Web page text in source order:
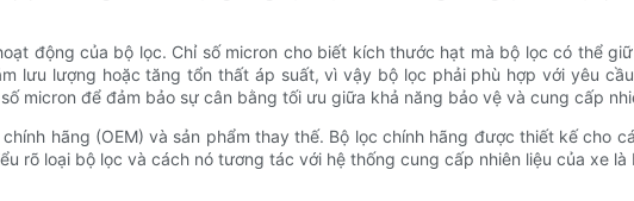
động của bộ lọc. Chỉ số micron cho biết kích thước hạt mà bộ lọc có thể
lưu lượng hoặc tăng tổn thất áp suất, vì vậy bộ lọc phải phù hợp với yêu
micron để đảm bảo sự cân bằng tối ưu giữa khả năng bảo vệ và cung cấp
hãng (OEM) và sản phẩm thay thế. Bộ lọc chính hãng được thiết kế cho
rõ loại bộ lọc và cách nó tương tác với hệ thống cung cấp nhiên liệu của xe